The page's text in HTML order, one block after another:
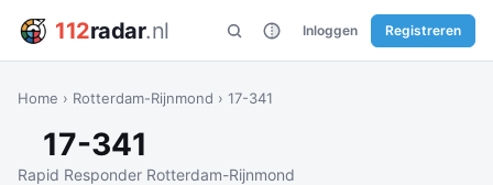
112radar.nl Inloggen Registreren
Home › Rotterdam-Rijnmond › 17-341
17-341
Rapid Responder Rotterdam-Rijnmond